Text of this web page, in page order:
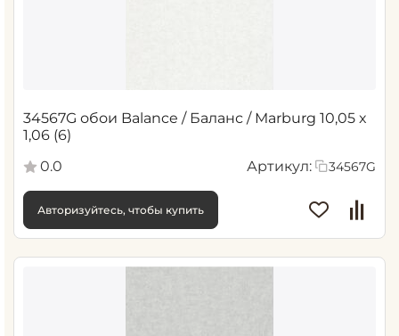
34567G обои Balance / Баланс / Marburg 10,05 x
1,06 (6)
0.0
Артикул: 34567G
Авторизуйтесь, чтобы купить